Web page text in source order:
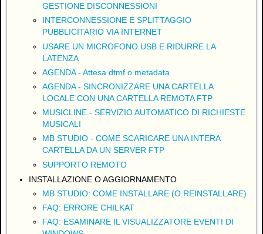
GESTIONE DISCONNESSIONI
INTERCONNESSIONE E SPLITTAGGIO
PUBBLICITARIO VIA INTERNET
USARE UN MICROFONO USB E RIDURRE LA
LATENZA
AGENDA - Attesa dtmf o metadata
AGENDA - SINCRONIZZARE UNA CARTELLA
LOCALE CON UNA CARTELLA REMOTA FTP
MUSICLINE - SERVIZIO AUTOMATICO DI RICHIESTE
MUSICALI
MB STUDIO - COME SCARICARE UNA INTERA
CARTELLA DA UN SERVER FTP
SUPPORTO REMOTO
INSTALLAZIONE O AGGIORNAMENTO
MB STUDIO: COME INSTALLARE (O REINSTALLARE)
FAQ: ERRORE CHILKAT
FAQ: ESAMINARE IL VISUALIZZATORE EVENTI DI